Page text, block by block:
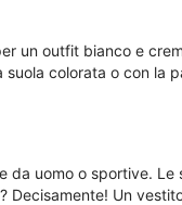
un outfit bianco e
colorata o con la
uomo o sportive. Le
Decisamente! Un